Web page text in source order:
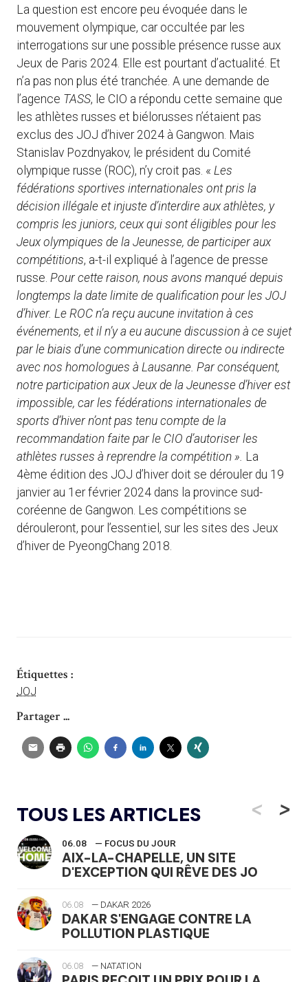
La question est encore peu évoquée dans le
mouvement olympique, car occultée par les
interrogations sur une possible présence russe aux
Jeux de Paris 2024. Elle est pourtant d’actualité. Et
n’a pas non plus été tranchée. A une demande de
l’agence TASS, le CIO a répondu cette semaine que
les athlètes russes et biélorusses n’étaient pas
exclus des JOJ d’hiver 2024 à Gangwon. Mais
Stanislav Pozdnyakov, le président du Comité
olympique russe (ROC), n’y croit pas. « Les
fédérations sportives internationales ont pris la
décision illégale et injuste d’interdire aux athlètes, y
compris les juniors, ceux qui sont éligibles pour les
Jeux olympiques de la Jeunesse, de participer aux
compétitions, a-t-il expliqué à l’agence de presse
russe. Pour cette raison, nous avons manqué depuis
longtemps la date limite de qualification pour les JOJ
d’hiver. Le ROC n’a reçu aucune invitation à ces
événements, et il n’y a eu aucune discussion à ce sujet
par le biais d’une communication directe ou indirecte
avec nos homologues à Lausanne. Par conséquent,
notre participation aux Jeux de la Jeunesse d’hiver est
impossible, car les fédérations internationales de
sports d’hiver n’ont pas tenu compte de la
recommandation faite par le CIO d’autoriser les
athlètes russes à reprendre la compétition ». La
4ème édition des JOJ d’hiver doit se dérouler du 19
janvier au 1er février 2024 dans la province sud-
coréenne de Gangwon. Les compétitions se
dérouleront, pour l’essentiel, sur les sites des Jeux
d’hiver de PyeongChang 2018.
Étiquettes :
JOJ
Partager ...
TOUS LES ARTICLES <
06.08 — FOCUS DU JOUR
AIX-LA-CHAPELLE, UN SITE
D'EXCEPTION QUI RÊVE DES JO
06.08 — DAKAR 2026
DAKAR S'ENGAGE CONTRE LA
POLLUTION PLASTIQUE
06.08 — NATATION
>